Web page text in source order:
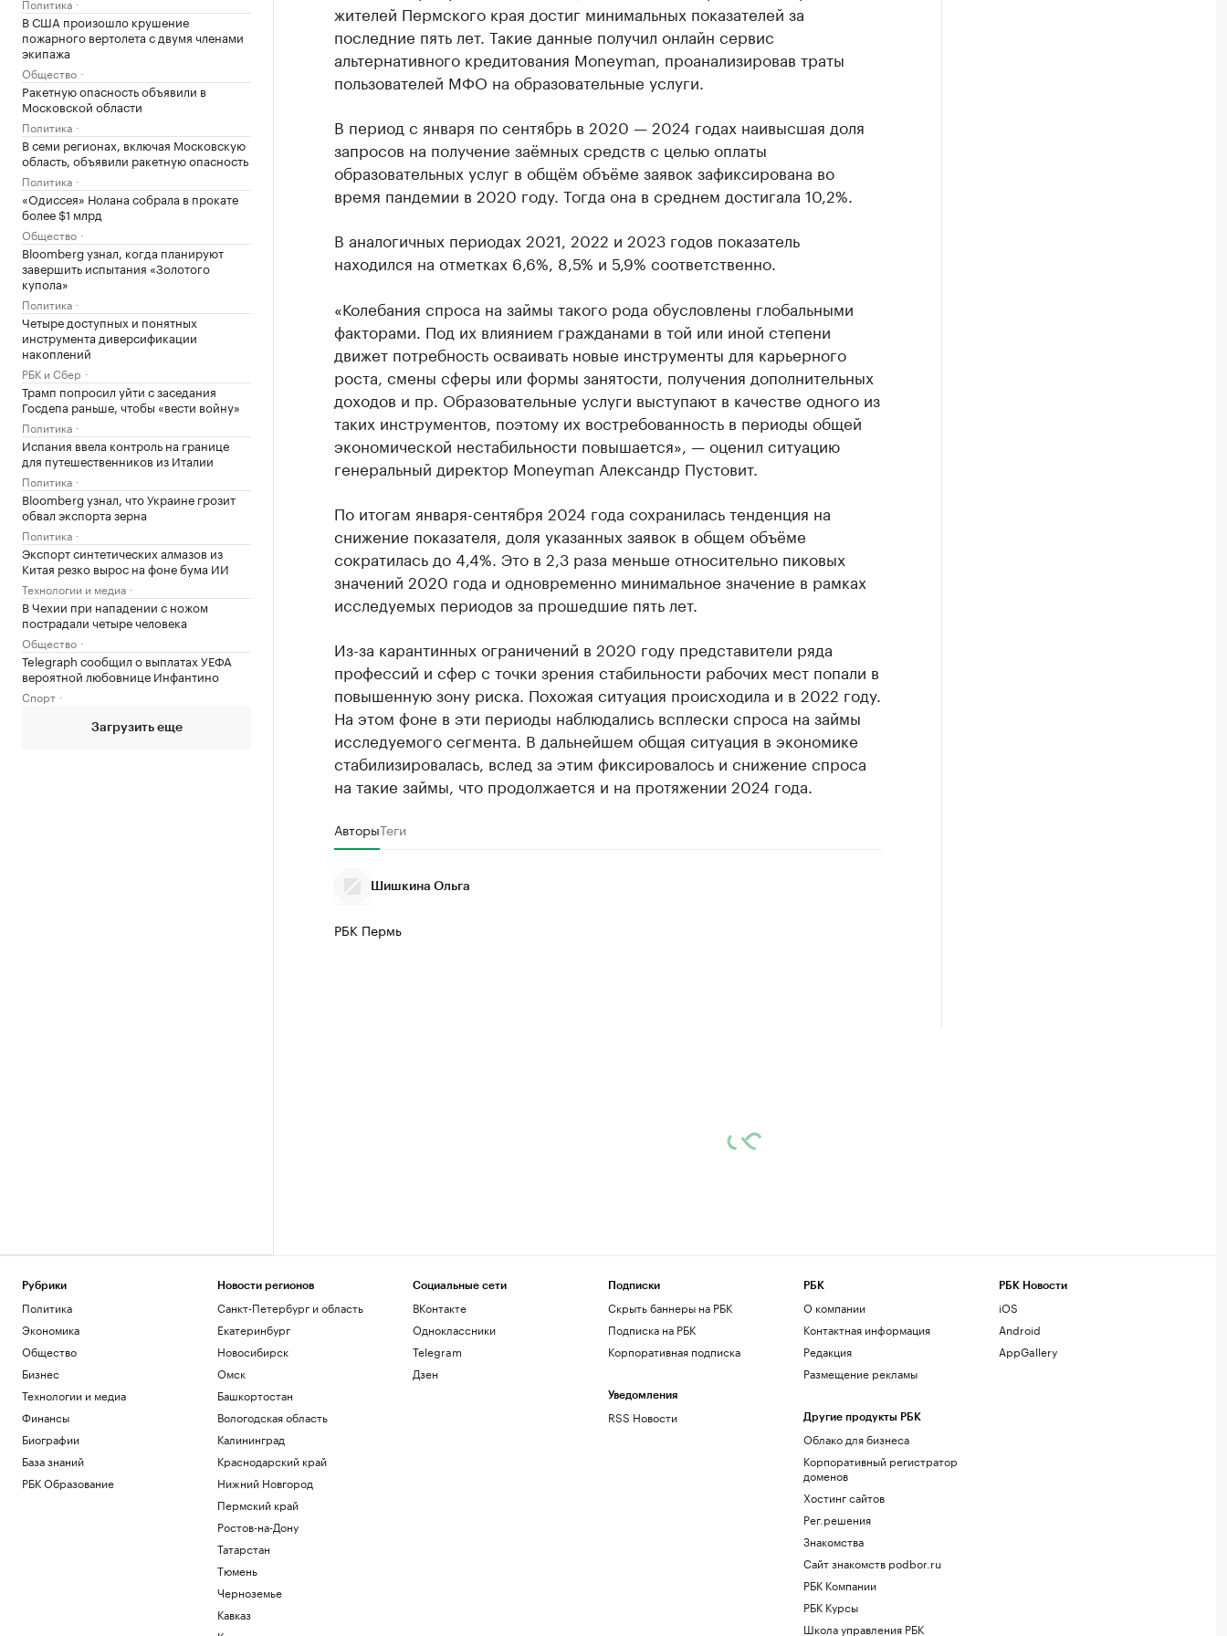
В США произошло крушение
пожарного вертолета с двумя членами
экипажа
Общество
Ракетную опасность объявили в
Московской области
Политика
В семи регионах, включая Московскую
область, объявили ракетную опасность
Политика
«Одиссея» Нолана собрала в прокате
более $1 млрд
Общество
Bloomberg узнал, когда планируют
завершить испытания «Золотого
купола»
Политика
Четыре доступных и понятных
инструмента диверсификации
накоплений
РБК и Сбер
Трамп попросил уйти с заседания
Госдепа раньше, чтобы «вести войну»
Политика
Испания ввела контроль на границе
для путешественников из Италии
Политика
Bloomberg узнал, что Украине грозит
обвал экспорта зерна
Политика
Экспорт синтетических алмазов из
Китая резко вырос на фоне бума ИИ
Технологии и медиа
В Чехии при нападении с ножом
пострадали четыре человека
Общество
Telegraph сообщил о выплатах УЕФА
вероятной любовнице Инфантино
Спорт
Загрузить еще
жителей Пермского края достиг минимальных показателей за
последние пять лет. Такие данные получил онлайн сервис
альтернативного кредитования Moneyman, проанализировав траты
пользователей МФО на образовательные услуги.
В период с января по сентябрь в 2020 — 2024 годах наивысшая доля
запросов на получение заёмных средств с целью оплаты
образовательных услуг в общём объёме заявок зафиксирована во
время пандемии в 2020 году. Тогда она в среднем достигала 10,2%.
В аналогичных периодах 2021, 2022 и 2023 годов показатель
находился на отметках 6,6%, 8,5% и 5,9% соответственно.
«Колебания спроса на займы такого рода обусловлены глобальными
факторами. Под их влиянием гражданами в той или иной степени
движет потребность осваивать новые инструменты для карьерного
роста, смены сферы или формы занятости, получения дополнительных
доходов и пр. Образовательные услуги выступают в качестве одного из
таких инструментов, поэтому их востребованность в периоды общей
экономической нестабильности повышается», — оценил ситуацию
генеральный директор Moneyman Александр Пустовит.
По итогам января-сентября 2024 года сохранилась тенденция на
снижение показателя, доля указанных заявок в общем объёме
сократилась до 4,4%. Это в 2,3 раза меньше относительно пиковых
значений 2020 года и одновременно минимальное значение в рамках
исследуемых периодов за прошедшие пять лет.
Из-за карантинных ограничений в 2020 году представители ряда
профессий и сфер с точки зрения стабильности рабочих мест попали в
повышенную зону риска. Похожая ситуация происходила и в 2022 году.
На этом фоне в эти периоды наблюдались всплески спроса на займы
исследуемого сегмента. В дальнейшем общая ситуация в экономике
стабилизировалась, вслед за этим фиксировалось и снижение спроса
на такие займы, что продолжается и на протяжении 2024 года.
АвторыТеги
Шишкина Ольга
РБК Пермь
Рубрики
Политика
Экономика
Общество
Бизнес
Технологии и медиа
Финансы
Биографии
База знаний
РБК Образование
Новости регионов
Санкт-Петербург и область
Екатеринбург
Новосибирск
Омск
Башкортостан
Вологодская область
Калининград
Краснодарский край
Нижний Новгород
Пермский край
Ростов-на-Дону
Татарстан
Тюмень
Черноземье
Кавказ
Социальные сети
ВКонтакте
Одноклассники
Telegram
Дзен
Подписки
Скрыть баннеры на РБК
Подписка на РБК
Корпоративная подписка
Уведомления
RSS Новости
РБК
О компании
Контактная информация
Редакция
Размещение рекламы
Другие продукты РБК
Облако для бизнеса
Корпоративный регистратор
доменов
Хостинг сайтов
Рег.решения
Знакомства
Сайт знакомств podbor.ru
РБК Компании
РБК Курсы
Школа управления РБК
РБК Новости
iOS
Android
AppGallery